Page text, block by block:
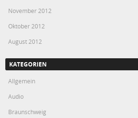
November 2012
Oktober 2012
August 2012
KATEGORIEN
Allgemein
Audio
Braunschweig